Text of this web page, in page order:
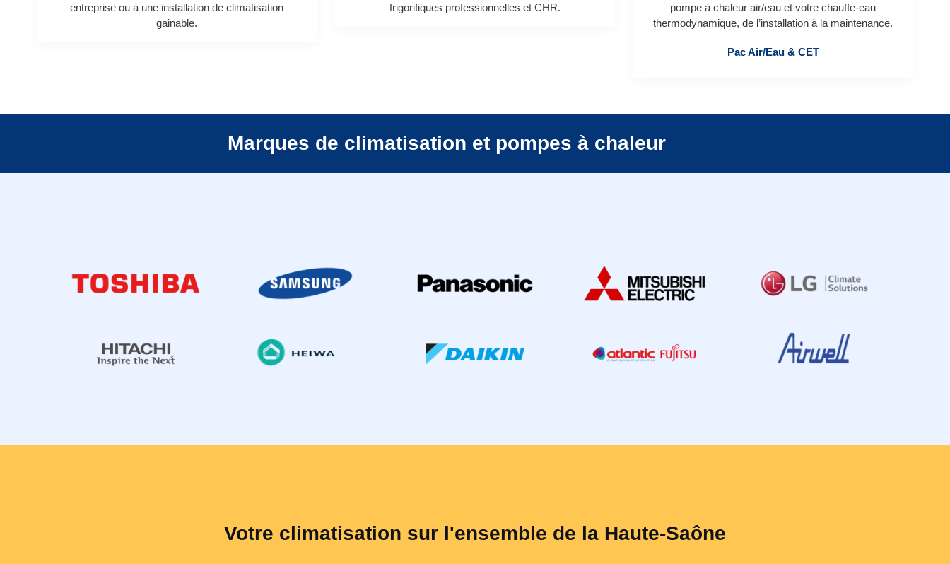
entreprise ou à une installation de climatisation
gainable.
frigorifiques professionnelles et CHR.
pompe à chaleur air/eau et votre chauffe-eau
thermodynamique, de l’installation à la maintenance.
Pac Air/Eau & CET
Marques de climatisation et pompes à chaleur
Votre climatisation sur l'ensemble de la Haute-Saône